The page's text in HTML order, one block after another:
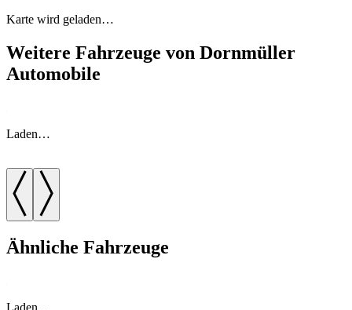
Karte wird geladen…
Weitere Fahrzeuge von Dornmüller
Automobile
Laden…
Ähnliche Fahrzeuge
Laden…